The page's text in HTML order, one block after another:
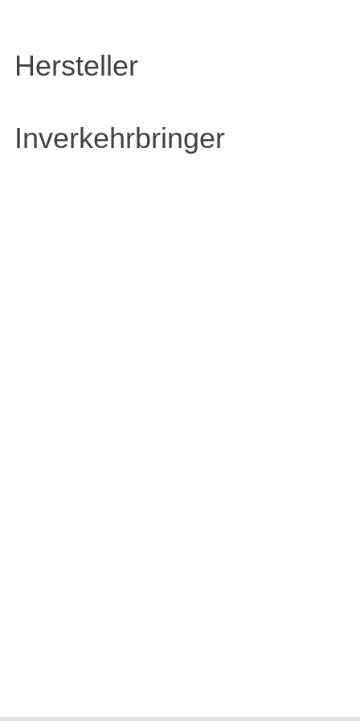
Hersteller
Inverkehrbringer